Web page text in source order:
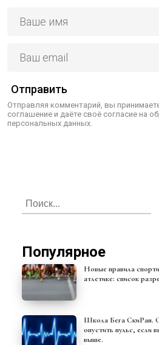
Отправить
Отправляя комментарий, вы
соглашение и даёте своё согласие на
персональных данных.
Популярное
Новые правила спортивной обуви в легкой
атлетике: список
Школа Бега СкиРан. Ответы на вопросы. Как
опустить пульс, если
выше.